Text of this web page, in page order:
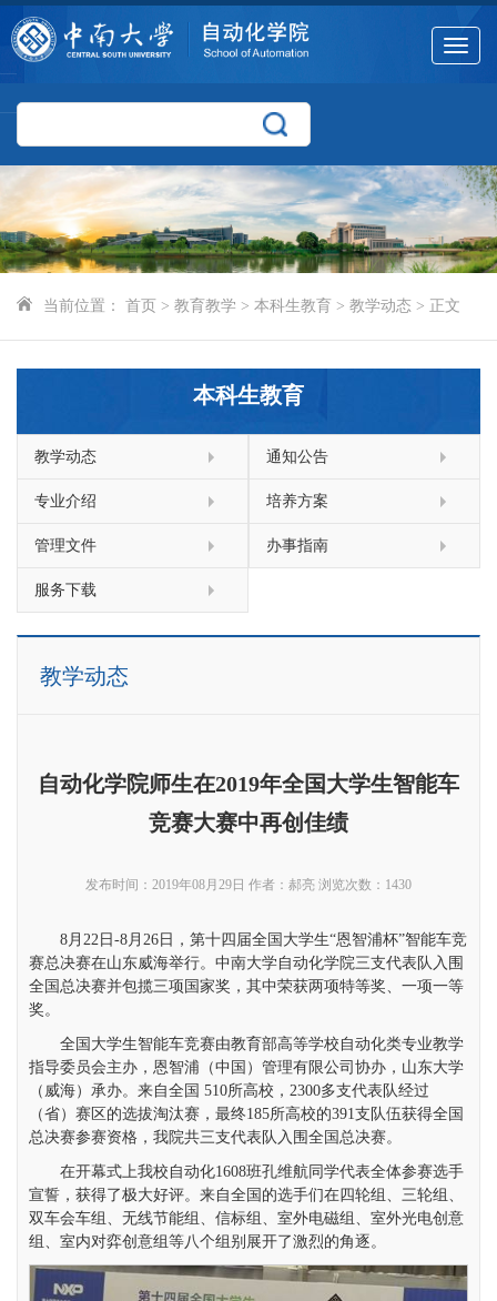
Toggle
当前位置： 首页 > 教育教学 > 本科生教育 > 教学动态 > 正文
本科生教育
教学动态 通知公告
专业介绍 培养方案
管理文件 办事指南
服务下载
教学动态
自动化学院师生在2019年全国大学生智能车
竞赛大赛中再创佳绩
发布时间：2019年08月29日 作者：郝亮 浏览次数： 1430
8月22日-8月26日，第十四届全国大学生“恩智浦杯”智能车竞
赛总决赛在山东威海举行。中南大学自动化学院三支代表队入围
全国总决赛并包揽三项国家奖，其中荣获两项特等奖、一项一等
奖。
全国大学生智能车竞赛由教育部高等学校自动化类专业教学
指导委员会主办，恩智浦（中国）管理有限公司协办，山东大学
（威海）承办。来自全国 510所高校，2300多支代表队经过
（省）赛区的选拔淘汰赛，最终185所高校的391支队伍获得全国
总决赛参赛资格，我院共三支代表队入围全国总决赛。
在开幕式上我校自动化1608班孔维航同学代表全体参赛选手
宣誓，获得了极大好评。来自全国的选手们在四轮组、三轮组、
双车会车组、无线节能组、信标组、室外电磁组、室外光电创意
组、室内对弈创意组等八个组别展开了激烈的角逐。